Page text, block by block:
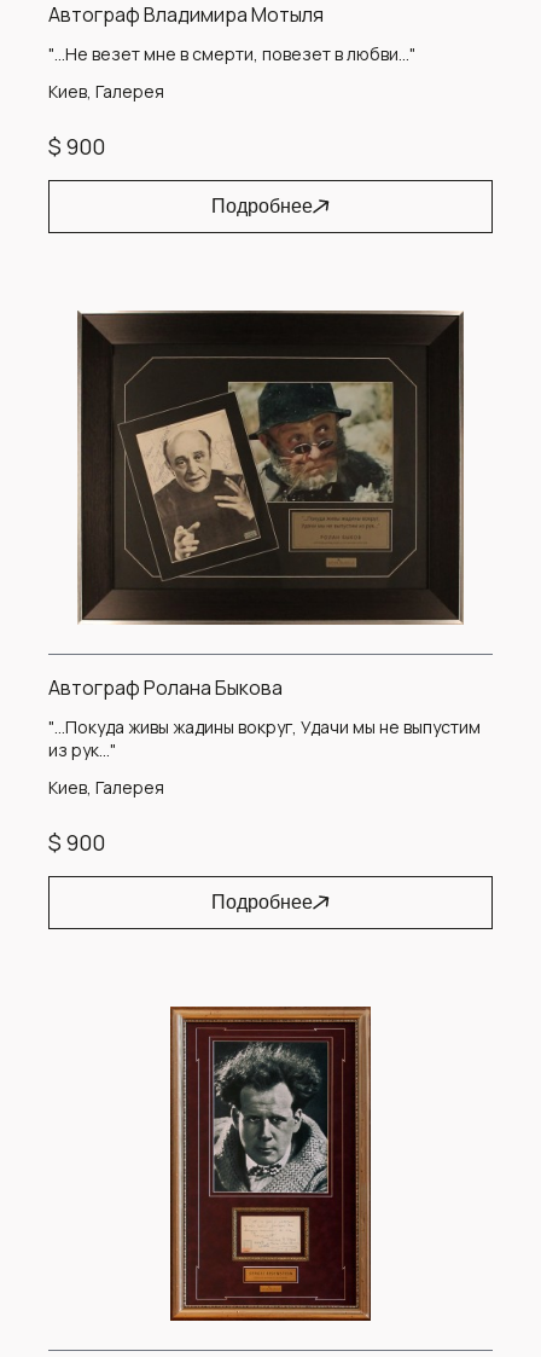
Автограф Владимира Мотыля
"…Не везет мне в смерти, повезет в любви..."
Киев, Галерея
$ 900
Подробнее
Автограф Ролана Быкова
"…Покуда живы жадины вокруг, Удачи мы не выпустим
из рук..."
Киев, Галерея
$ 900
Подробнее